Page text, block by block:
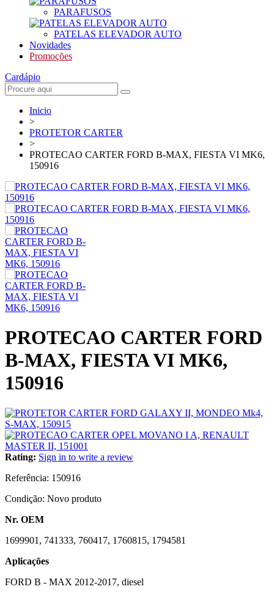
PARAFUSOS
PATELAS ELEVADOR AUTO
Novidades
Promoções
Cardápio
Inicio
>
PROTETOR CARTER
>
PROTECAO CARTER FORD B-MAX, FIESTA VI MK6,
150916
PROTECAO CARTER FORD
B-MAX, FIESTA VI MK6,
150916
Rating: Sign in to write a review
Referência: 150916
Condição: Novo produto
Nr. OEM
1699901, 741333, 760417, 1760815, 1794581
Aplicações
FORD B - MAX 2012-2017, diesel